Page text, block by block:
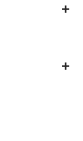
+
+